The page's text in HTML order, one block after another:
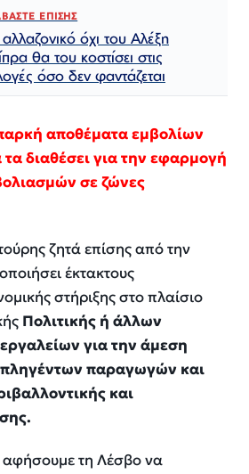
ΕΠΙΣΗΣ
όχι του Αλέξη
θα του κοστίσει στις
όσο δεν φαντάζεται
αποθέματα εμβολίων
τα διαθέσει για την εφαρμογή
σε ζώνες
ζητά επίσης από την
έκτακτους
στήριξης στο πλαίσιο
Πολιτικής ή άλλων
για την άμεση
παραγωγών και
και
τη Λέσβο να